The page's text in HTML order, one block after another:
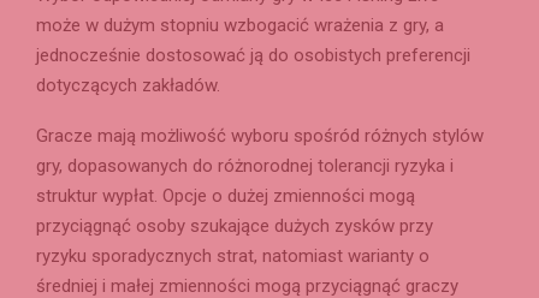
może w dużym stopniu wzbogacić wrażenia z gry, a
jednocześnie dostosować ją do osobistych preferencji
dotyczących zakładów.
Gracze mają możliwość wyboru spośród różnych stylów
gry, dopasowanych do różnorodnej tolerancji ryzyka i
struktur wypłat. Opcje o dużej zmienności mogą
przyciągnąć osoby szukające dużych zysków przy
ryzyku sporadycznych strat, natomiast warianty o
średniej i małej zmienności mogą przyciągnąć graczy